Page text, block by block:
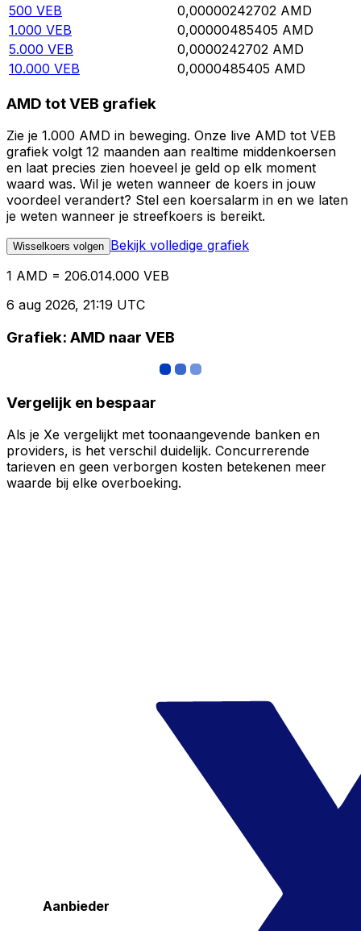
500 VEB 0,00000242702 AMD
1.000 VEB 0,00000485405 AMD
5.000 VEB 0,0000242702 AMD
10.000 VEB 0,0000485405 AMD
AMD tot VEB grafiek
Zie je 1.000 AMD in beweging. Onze live AMD tot VEB
grafiek volgt 12 maanden aan realtime middenkoersen
en laat precies zien hoeveel je geld op elk moment
waard was. Wil je weten wanneer de koers in jouw
voordeel verandert? Stel een koersalarm in en we laten
je weten wanneer je streefkoers is bereikt.
Wisselkoers volgen Bekijk volledige grafiek
1 AMD = 206.014.000 VEB
6 aug 2026, 21:19 UTC
Grafiek: AMD naar VEB
Vergelijk en bespaar
Als je Xe vergelijkt met toonaangevende banken en
providers, is het verschil duidelijk. Concurrerende
tarieven en geen verborgen kosten betekenen meer
waarde bij elke overboeking.
Aanbieder